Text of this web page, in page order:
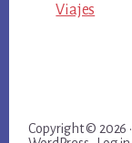
Viajes
Copyright © 2026 ·